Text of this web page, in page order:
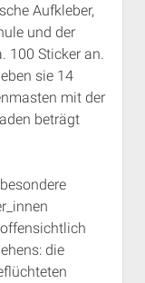
Aufkleber,
und der
100 Sticker an.
sie 14
mit der
beträgt
die